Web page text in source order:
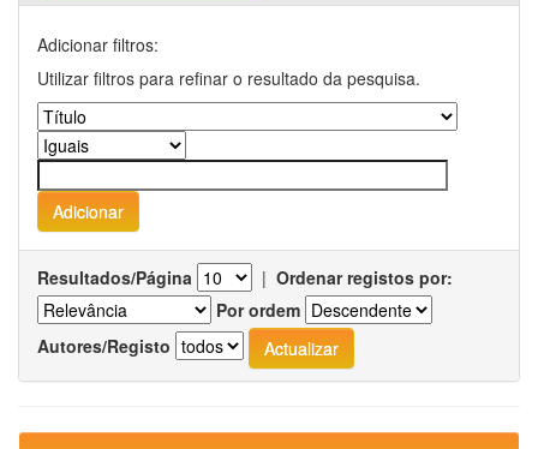
Adicionar filtros:
Utilizar filtros para refinar o resultado da pesquisa.
Resultados/Página | Ordenar registos por:
Por ordem
Autores/Registo